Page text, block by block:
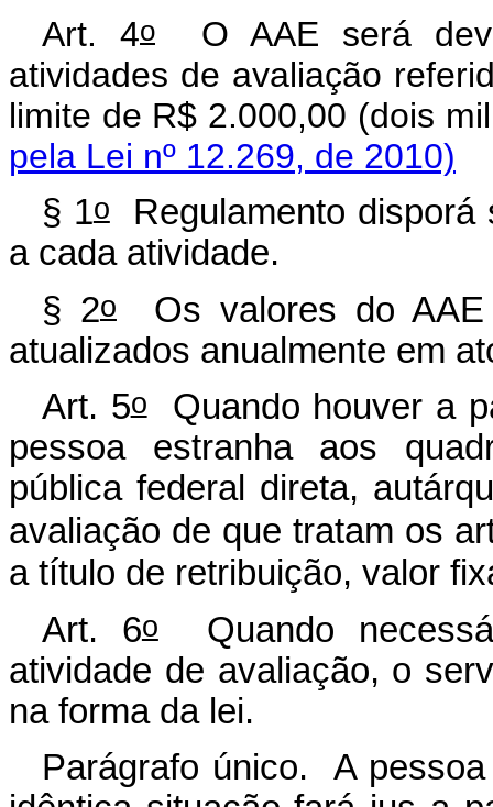
Art. 4o O AAE será
atividades de avaliação
limite de R$ 2.000,00 (dois
pela Lei nº 12.269, de 2010)
§ 1oRegulamento disporá
a cada atividade.
§ 2oOs valores do AAE
atualizados anualmente em
Art. 5oQuando houver a
pessoa estranha aos
pública federal direta,
avaliação de que tratam os
a título de retribuição, valor
Art. 6oQuando
atividade de avaliação, o
na forma da lei.
Parágrafo único. A